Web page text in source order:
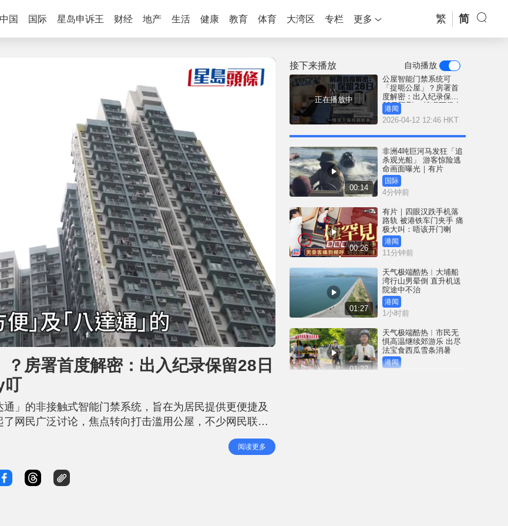
中国 国际 星岛申诉王 财经 地产 生活 健康 教育 体育 大湾区 专栏 更多 繁 简
房署首度解密：出入纪录保留28日
叮
」的非接触式智能门禁系统，旨在为居民提供更便捷及
网民广泛讨论，焦点转向打击滥用公屋，不少网民联想
岛头条》首度披露，新智能门禁系统会保留住户出入纪录
较长。发言人强调，智能门禁系统运作亦严格遵守私隐
阅读更多
接下来播放 自动播放
正在播放中
公屋智能门禁系统可
「捉呃公屋」？房署首
度解密：出入纪录保留
28日即删 一情况下保存
期较长｜Juicy叮
港闻
2026-04-12 12:46 HKT
00:14
非洲4吨巨河马发狂「追
杀观光船」 游客惊险逃
命画面曝光｜有片
国际
4分钟前
00:26
有片｜四眼汉跌手机落
路轨 被港铁车门夹手 痛
极大叫：唔该开门喇
港闻
11分钟前
01:27
天气极端酷热︱大埔船
湾行山男晕倒 直升机送
院途中不治
港闻
1小时前
01:27
天气极端酷热︱市民无
惧高温继续郊游乐 出尽
法宝食西瓜雪条消暑
港闻